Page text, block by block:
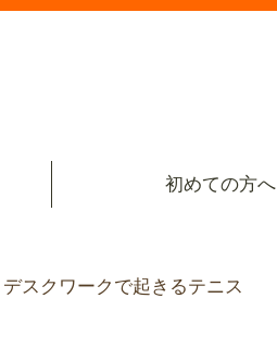
初めての方へ
デスクワークで起きるテニス